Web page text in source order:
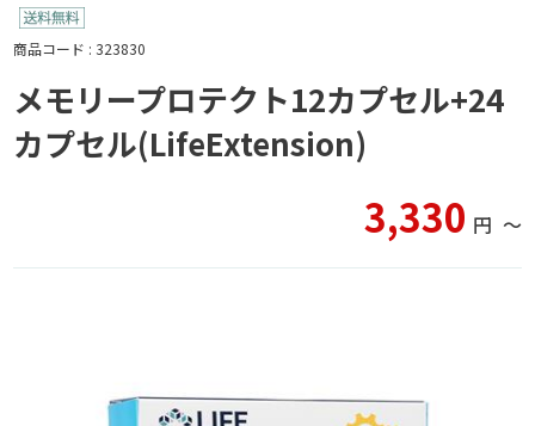
商品コード : 323830
メモリープロテクト12カプセル+24
カプセル(LifeExtension)
3,330 円 〜